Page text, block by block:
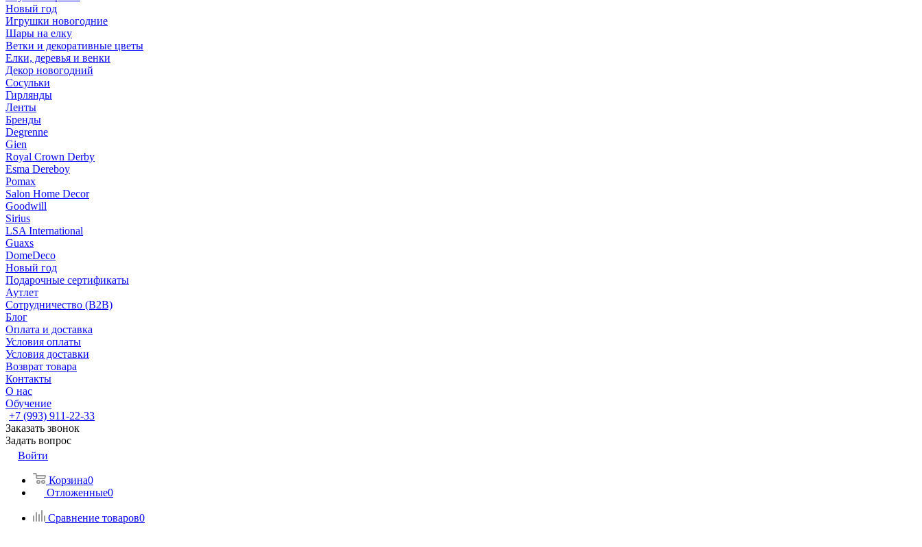
Новый год
Игрушки новогодние
Шары на елку
Ветки и декоративные цветы
Елки, деревья и венки
Декор новогодний
Сосульки
Гирлянды
Ленты
Бренды
Degrenne
Gien
Royal Crown Derby
Esma Dereboy
Pomax
Salon Home Decor
Goodwill
Sirius
LSA International
Guaxs
DomeDeco
Новый год
Подарочные сертификаты
Аутлет
Сотрудничество (B2B)
Блог
Оплата и доставка
Условия оплаты
Условия доставки
Возврат товара
Контакты
О нас
Обучение
+7 (993) 911-22-33
Заказать звонок
Задать вопрос
Войти
Корзина0
Отложенные0
Сравнение товаров0